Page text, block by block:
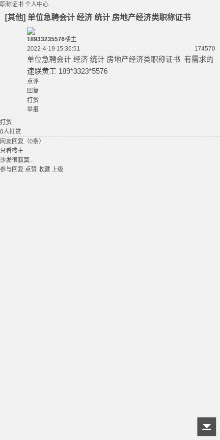
职称证书 个人中心
[其他] 单位急聘会计 经济 统计 房地产经济类职称证书
18933235576楼主
2022-4-19 15:36:51
174570
单位急聘会计 经济 统计 房地产经济类职称证书 有需求的
速联黄工 189*3323*5576
点评
回复
打赏
举报
打赏
0人打赏
网友回复（0条）
只看楼主
沙发很寂寞...
参与回复 点赞 收藏 上级